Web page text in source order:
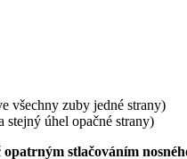
všechny zuby jedné strany)
stejný úhel opačné strany)
stlačováním